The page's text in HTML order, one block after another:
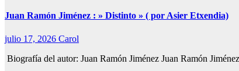
Juan Ramón Jiménez : » Distinto » ( por Asier Etxendia)
julio 17, 2026 Carol
Biografía del autor: Juan Ramón Jiménez Juan Ramón